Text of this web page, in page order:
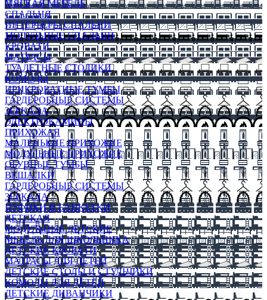
МЯГКАЯ МЕБЕЛЬ
СПАЛЬНЯ
ИНТЕРЬЕРЫ СПАЛЬНИ
МОДУЛЬНЫЕ СПАЛЬНИ
КРОВАТИ
МАТРАСЫ
ТУАЛЕТНЫЕ СТОЛИКИ
КОМОДЫ
ПРИКРОВАТНЫЕ ТУМБЫ
ГАРДЕРОБНЫЕ СИСТЕМЫ
ЗЕРКАЛА
ЭЛЕКТРОКАМИНЫ
ПРИХОЖАЯ
МАЛЕНЬКИЕ ПРИХОЖИЕ
МОДУЛЬНЫЕ ПРИХОЖИЕ
ОБУВНЫЕ ТУМБЫ
ВЕШАЛКИ
ГАРДЕРОБНЫЕ СИСТЕМЫ
ЗЕРКАЛА
ПУФИКИ И БАНКЕТКИ
ДЕТСКАЯ
МОДУЛЬНЫЕ ДЕТСКИЕ
МЕБЕЛЬ ДЛЯ ШКОЛЬНИКА
ДЕТСКИЕ КРОВАТИ
МАТРАСЫ ДЛЯ ДЕТЕЙ
ДЕТСКИЕ СТОЛЫ И СТУЛЬЧИКИ
КОМОДЫ ДЛЯ ДЕТЕЙ
ДЕТСКИЕ ДИВАНЧИКИ